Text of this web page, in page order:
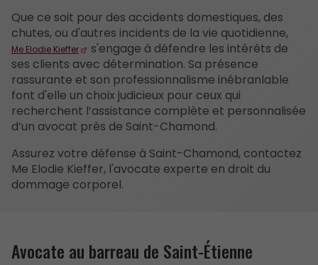
Que ce soit pour des accidents domestiques, des
chutes, ou d'autres incidents de la vie quotidienne,
Me Elodie Kieffer
s'engage à défendre les intérêts de
ses clients avec détermination. Sa présence
rassurante et son professionnalisme inébranlable
font d'elle un choix judicieux pour ceux qui
recherchent l’assistance complète et personnalisée
d’un avocat près de Saint-Chamond.
Assurez votre défense à Saint-Chamond, contactez
Me Elodie Kieffer, l'avocate experte en droit du
dommage corporel.
Avocate au barreau de Saint-Étienne